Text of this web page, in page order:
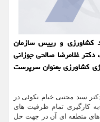
کشاورزی و رییس سازمان
غلامرضا صالحی جوزانی
کشاورزی بعنوان سرپرست
سید مجتبی خیام نکوئی در
کارگیری تمام ظرفیت های
های منطقه ای آن در جهت حل